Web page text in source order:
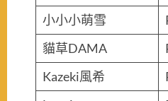
小小小萌雪
貓草DAMA
Kazeki風希